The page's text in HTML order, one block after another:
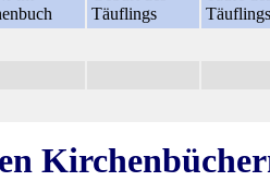
Täuflings
Täuflings